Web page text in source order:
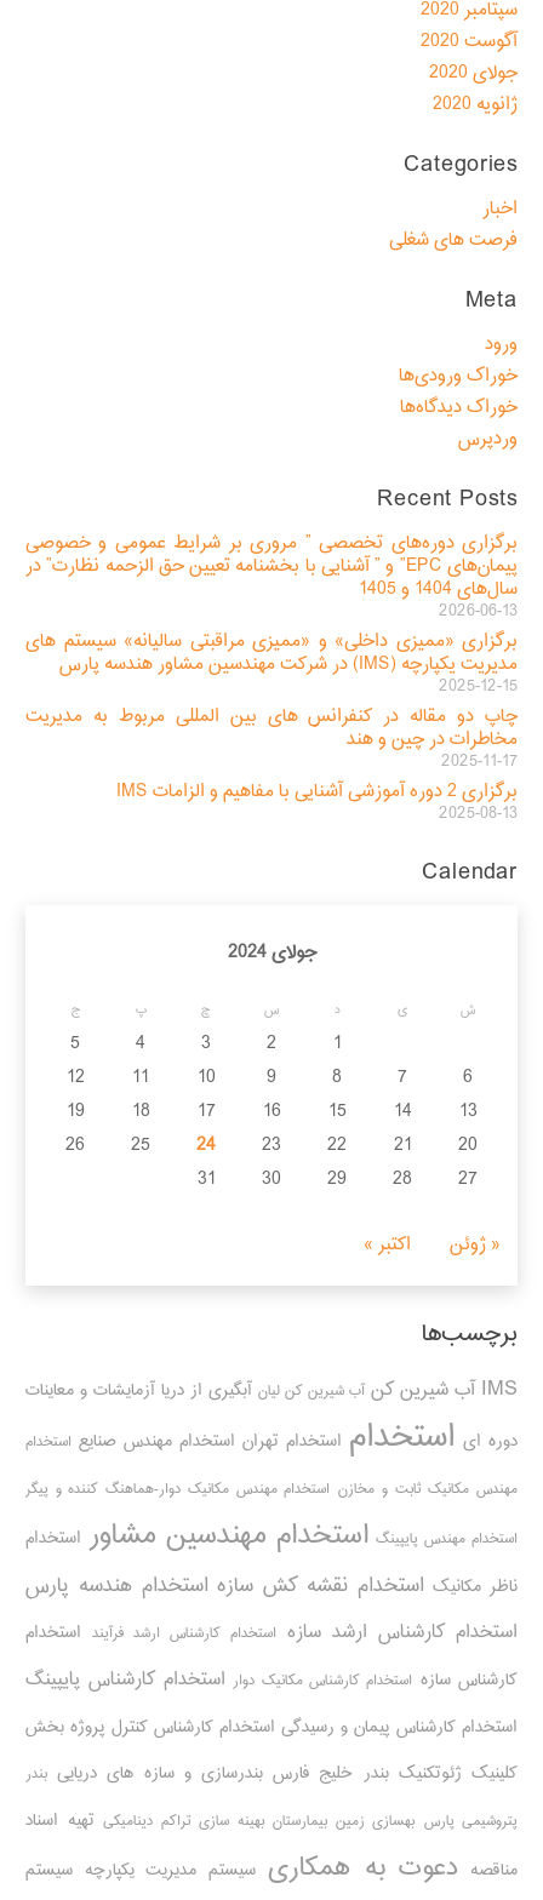
سپتامبر 2020
آگوست 2020
جولای 2020
ژانویه 2020
Categories
اخبار
فرصت های شغلی
Meta
ورود
خوراک ورودی‌ها
خوراک دیدگاه‌ها
وردپرس
Recent Posts
برگزاری دوره‌های تخصصی ” مروری بر شرایط عمومی و خصوصی
پیمان‌های EPC” و ” آشنایی با بخشنامه تعیین حق الزحمه نظارت” در
سال‌های 1404 و 1405
2026-06-13
برگزاری «ممیزی داخلی» و «ممیزی مراقبتی سالیانه» سیستم های
مدیریت یکپارچه (IMS) در شرکت مهندسین مشاور هندسه پارس
2025-12-15
چاپ دو مقاله در کنفرانس های بین المللی مربوط به مدیریت
مخاطرات در چین و هند
2025-11-17
برگزاری 2 دوره آموزشی آشنایی با مفاهیم و الزامات IMS
2025-08-13
Calendar
جولای 2024
ش ی د س چ پ ج
1
2
3
4
5
6
7
8
9
10
11
12
13
14
15
16
17
18
19
20
21
22
23
24
25
26
27
28
29
30
31
« ژوئن اکتبر »
برچسب‌ها
IMS آب شیرین کن آب شیرین کن لیان آبگیری از دریا آزمایشات و معاینات
دوره ای استخدام استخدام تهران استخدام مهندس صنایع استخدام
مهندس مکانیک ثابت و مخازن استخدام مهندس مکانیک دوار-هماهنگ کننده و پیگر
استخدام مهندس پایپینگ استخدام مهندسین مشاور استخدام
ناظر مکانیک استخدام نقشه کش سازه استخدام هندسه پارس
استخدام کارشناس ارشد سازه استخدام کارشناس ارشد فرآیند استخدام
کارشناس سازه استخدام کارشناس مکانیک دوار استخدام کارشناس پایپینگ
استخدام کارشناس پیمان و رسیدگی استخدام کارشناس کنترل پروژه بخش
کلینیک ژئوتکنیک بندر خلیج فارس بندرسازی و سازه های دریایی بندر
پتروشیمی پارس بهسازی زمین بیمارستان بهینه سازی تراکم دینامیکی تهیه اسناد
مناقصه دعوت به همکاری سیستم مدیریت یکپارچه سیستم